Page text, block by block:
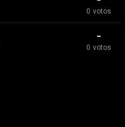
0 votos
-
0 votos